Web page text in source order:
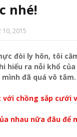
nhé!
10, 2015
đòi ly hôn, tôi
hiểu ra nỗi khổ
đã quá vô tâm.
với chồng sắp cưới
nhau nữa đâu để